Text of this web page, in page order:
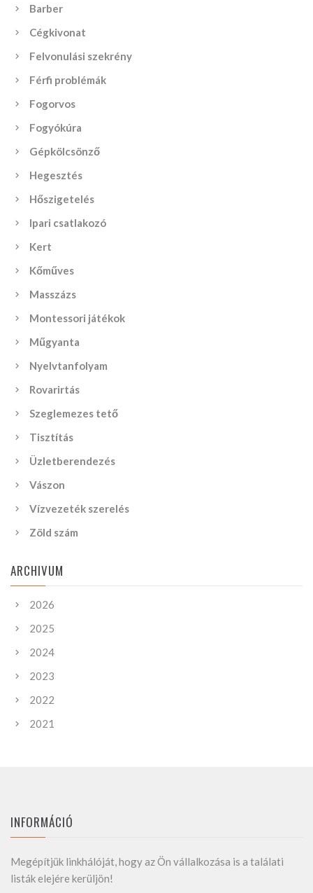
Barber
Cégkivonat
Felvonulási szekrény
Férfi problémák
Fogorvos
Fogyókúra
Gépkölcsönző
Hegesztés
Hőszigetelés
Ipari csatlakozó
Kert
Kőműves
Masszázs
Montessori játékok
Műgyanta
Nyelvtanfolyam
Rovarirtás
Szeglemezes tető
Tisztítás
Üzletberendezés
Vászon
Vízvezeték szerelés
Zöld szám
ARCHIVUM
2026
2025
2024
2023
2022
2021
INFORMÁCIÓ
Megépítjük linkhálóját, hogy az Ön vállalkozása is a találati
listák elejére kerüljön!